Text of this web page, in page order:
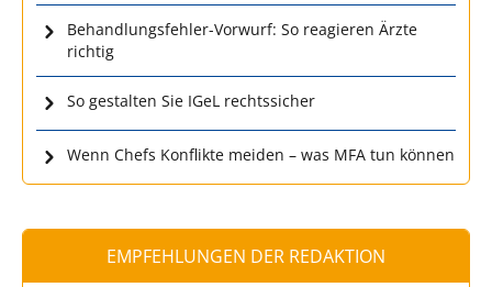
Behandlungsfehler-Vorwurf: So reagieren Ärzte
richtig
So gestalten Sie IGeL rechtssicher
Wenn Chefs Konflikte meiden – was MFA tun können
EMPFEHLUNGEN DER REDAKTION